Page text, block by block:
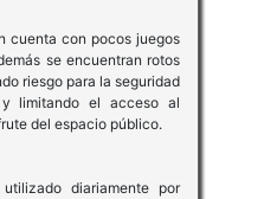
cuenta con pocos juegos
se encuentran rotos
riesgo para la seguridad
limitando el acceso al
del espacio público.
diariamente por